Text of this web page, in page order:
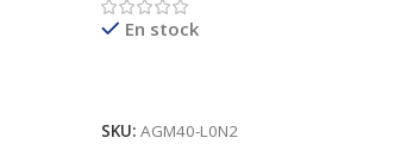
En stock
SKU:AGM40-L0N2